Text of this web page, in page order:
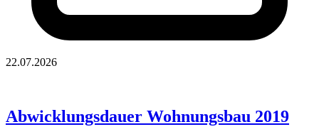
22.07.2026
Abwicklungsdauer Wohnungsbau 2019